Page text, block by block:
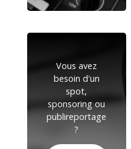
Vous avez
besoin d'un
spot,
sponsoring ou
publireportage
?